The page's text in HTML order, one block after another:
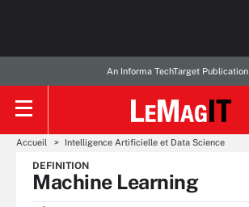
An Informa TechTarget Publication
Accueil Intelligence Artificielle et Data Science
DEFINITION
Machine Learning